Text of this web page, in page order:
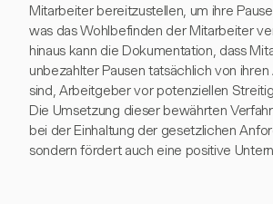
Mitarbeiter bereitzustellen, um ihre
was das Wohlbefinden der Mitarbeiter
hinaus kann die Dokumentation, dass
unbezahlter Pausen tatsächlich von
sind, Arbeitgeber vor potenziellen
Die Umsetzung dieser bewährten
bei der Einhaltung der gesetzlichen
sondern fördert auch eine positive